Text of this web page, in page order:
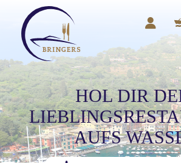
HOL DIR
AUFS